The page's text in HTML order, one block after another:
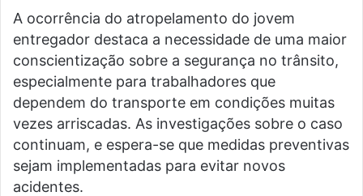
A ocorrência do atropelamento do jovem
entregador destaca a necessidade de uma maior
conscientização sobre a segurança no trânsito,
especialmente para trabalhadores que
dependem do transporte em condições muitas
vezes arriscadas. As investigações sobre o caso
continuam, e espera-se que medidas preventivas
sejam implementadas para evitar novos
acidentes.